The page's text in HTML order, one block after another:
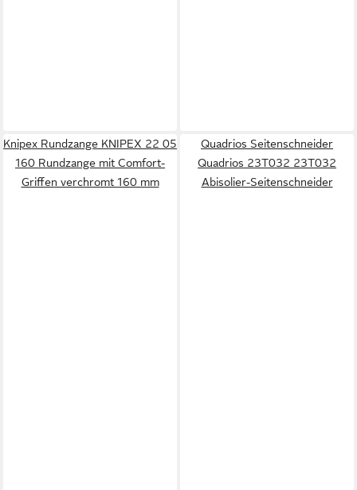
Knipex Rundzange KNIPEX 22 05
160 Rundzange mit Comfort-
Griffen verchromt 160 mm
Quadrios Seitenschneider
Quadrios 23T032 23T032
Abisolier-Seitenschneider